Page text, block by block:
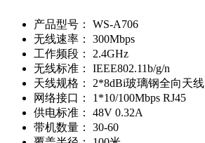
产品型号：
WS-A706
无线速率：
300Mbps
工作频段：
2.4GHz
无线标准：
IEEE802.11b/g/n
天线规格：
2*8dBi玻璃钢全向天线
网络接口：
1*10/100Mbps RJ45
供电标准：
48V 0.32A
带机数量：
30-60